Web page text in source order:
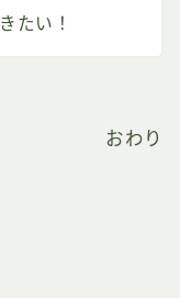
たい！
おわり